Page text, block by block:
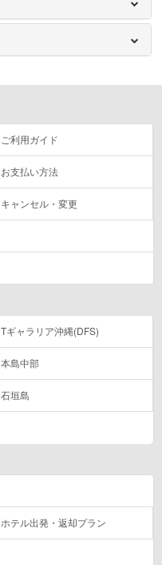
ご利用ガイド
お支払い方法
キャンセル・変更
Tギャラリア沖縄(DFS)
本島中部
石垣島
ホテル出発・返却プラン